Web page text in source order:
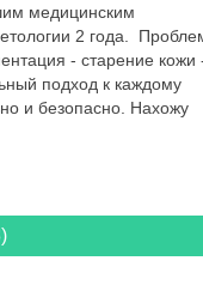
медицинским
2 года.
- старение кожи
подход к каждому
и безопасно. Нахожу